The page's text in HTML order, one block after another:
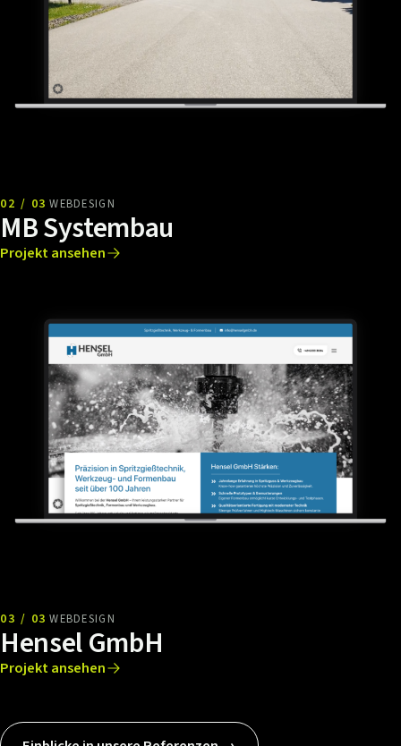
02 / 03 WEBDESIGN
MB Systembau
Projekt ansehen
03 / 03 WEBDESIGN
Hensel GmbH
Projekt ansehen